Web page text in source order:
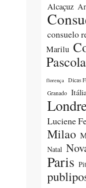
Alcaçuz
consuelo
Marilu
florença Dicas
Granado Itália
Luciene
Milao
Natal
Paris